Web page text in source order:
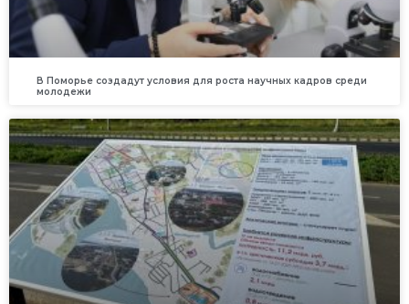
В Поморье создадут условия для роста научных кадров среди
молодежи